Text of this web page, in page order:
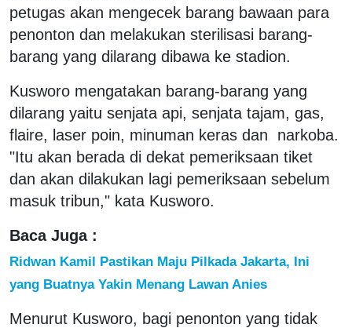
petugas akan mengecek barang bawaan para
penonton dan melakukan sterilisasi barang-
barang yang dilarang dibawa ke stadion.
Kusworo mengatakan barang-barang yang
dilarang yaitu senjata api, senjata tajam, gas,
flaire, laser poin, minuman keras dan narkoba.
"Itu akan berada di dekat pemeriksaan tiket
dan akan dilakukan lagi pemeriksaan sebelum
masuk tribun," kata Kusworo.
Baca Juga :
Ridwan Kamil Pastikan Maju Pilkada Jakarta, Ini
yang Buatnya Yakin Menang Lawan Anies
Menurut Kusworo, bagi penonton yang tidak